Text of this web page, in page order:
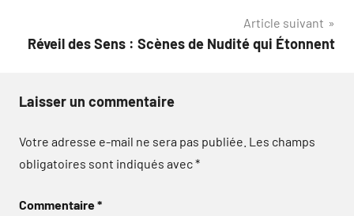
Article suivant
Réveil des Sens : Scènes de Nudité qui Étonnent
Laisser un commentaire
Votre adresse e-mail ne sera pas publiée. Les champs
obligatoires sont indiqués avec*
Commentaire*